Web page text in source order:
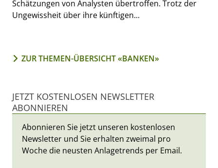
Schätzungen von Analysten übertroffen. Trotz der
Ungewissheit über ihre künftigen...
ZUR THEMEN-ÜBERSICHT «BANKEN»
JETZT KOSTENLOSEN NEWSLETTER
ABONNIEREN
Abonnieren Sie jetzt unseren kostenlosen
Newsletter und Sie erhalten zweimal pro
Woche die neusten Anlagetrends per Email.